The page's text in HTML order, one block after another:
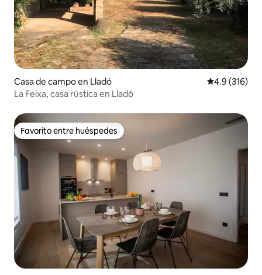
Casa de campo en Lladó Calificación
4.9 (316)
La Feixa, casa rústica en Lladó
Favorito entre huéspedes
Favorito entre huéspedes